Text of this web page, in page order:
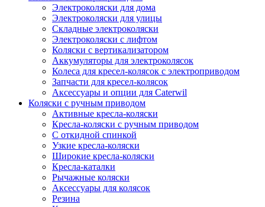
Электроколяски для дома
Электроколяски для улицы
Складные электроколяски
Электроколяски с лифтом
Коляски с вертикализатором
Аккумуляторы для электроколясок
Колеса для кресел-колясок с электроприводом
Запчасти для кресел-колясок
Аксессуары и опции для Caterwil
Коляски с ручным приводом
Активные кресла-коляски
Кресла-коляски с ручным приводом
С откидной спинкой
Узкие кресла-коляски
Широкие кресла-коляски
Кресла-каталки
Рычажные коляски
Аксессуары для колясок
Резина